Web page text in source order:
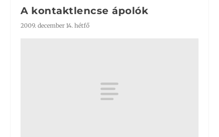
A kontaktlencse ápolók
2009. december 14. hétfő